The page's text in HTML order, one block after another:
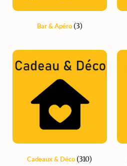
Bar & Apéro (3)
Cadeaux & Déco (310)